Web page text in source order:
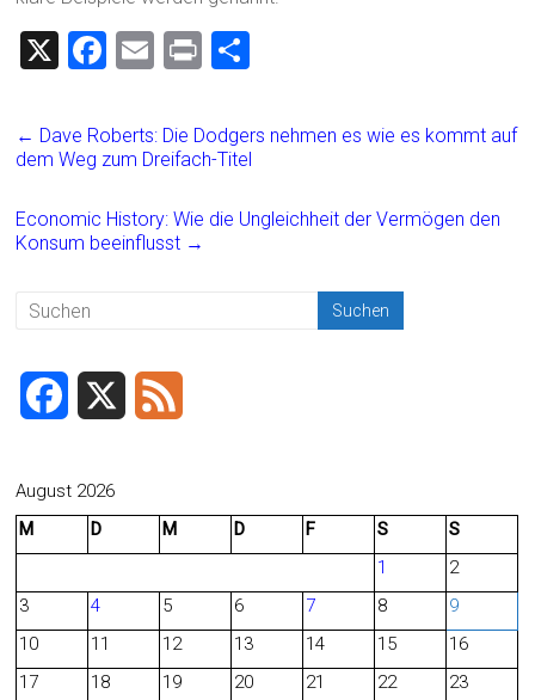
X
F
ce
b
o
ok
E
ai
l
Pr
t
e
n
← Dave Roberts: Die Dodgers nehmen es wie es kommt auf
dem Weg zum Dreifach-Titel
Economic History: Wie die Ungleichheit der Vermögen den
Konsum beeinflusst →
c
b
o
August 2026
M
D M D F S
S
1
2
3
4 5 6 7 8
9
10
11 12 13 14 15
16
17
18 19 20 21 22
23